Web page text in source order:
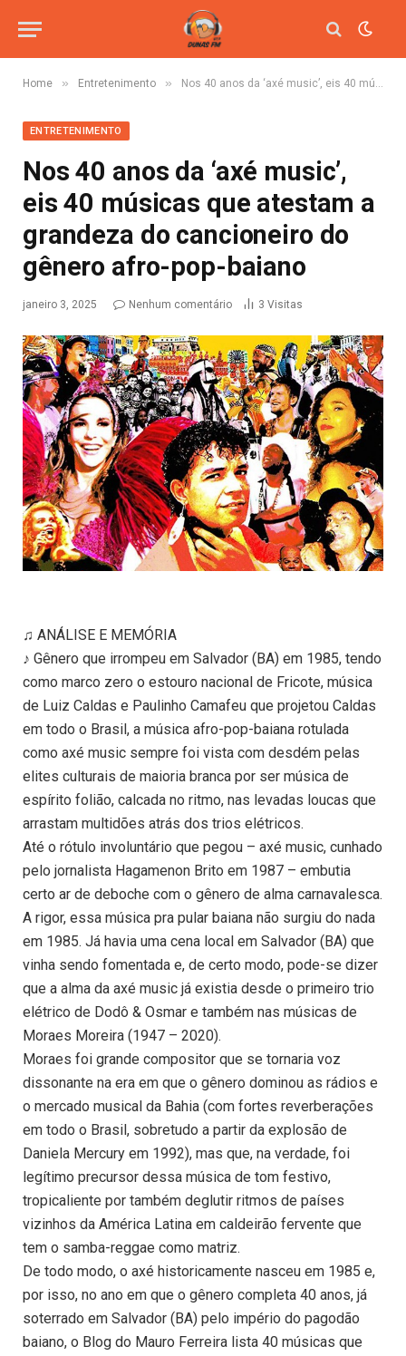
Home » Entretenimento » Nos 40 anos da ‘axé music’, eis 40 músicas que atestam a grandeza do cancioneiro do gênero afro-pop-baiano
ENTRETENIMENTO
Nos 40 anos da ‘axé music’,
eis 40 músicas que atestam a
grandeza do cancioneiro do
gênero afro-pop-baiano
janeiro 3, 2025 Nenhum comentário 3 Visitas
♫ ANÁLISE E MEMÓRIA
♪ Gênero que irrompeu em Salvador (BA) em 1985, tendo
como marco zero o estouro nacional de Fricote, música
de Luiz Caldas e Paulinho Camafeu que projetou Caldas
em todo o Brasil, a música afro-pop-baiana rotulada
como axé music sempre foi vista com desdém pelas
elites culturais de maioria branca por ser música de
espírito folião, calcada no ritmo, nas levadas loucas que
arrastam multidões atrás dos trios elétricos.
Até o rótulo involuntário que pegou – axé music, cunhado
pelo jornalista Hagamenon Brito em 1987 – embutia
certo ar de deboche com o gênero de alma carnavalesca.
A rigor, essa música pra pular baiana não surgiu do nada
em 1985. Já havia uma cena local em Salvador (BA) que
vinha sendo fomentada e, de certo modo, pode-se dizer
que a alma da axé music já existia desde o primeiro trio
elétrico de Dodô & Osmar e também nas músicas de
Moraes Moreira (1947 – 2020).
Moraes foi grande compositor que se tornaria voz
dissonante na era em que o gênero dominou as rádios e
o mercado musical da Bahia (com fortes reverberações
em todo o Brasil, sobretudo a partir da explosão de
Daniela Mercury em 1992), mas que, na verdade, foi
legítimo precursor dessa música de tom festivo,
tropicaliente por também deglutir ritmos de países
vizinhos da América Latina em caldeirão fervente que
tem o samba-reggae como matriz.
De todo modo, o axé historicamente nasceu em 1985 e,
por isso, no ano em que o gênero completa 40 anos, já
soterrado em Salvador (BA) pelo império do pagodão
baiano, o Blog do Mauro Ferreira lista 40 músicas que